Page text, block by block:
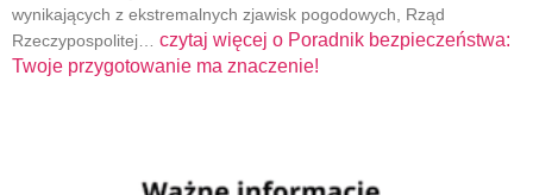
wynikających z ekstremalnych zjawisk pogodowych, Rząd
Rzeczypospolitej… czytaj więcej o Poradnik bezpieczeństwa:
Twoje przygotowanie ma znaczenie!